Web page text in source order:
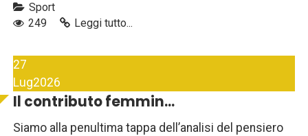
Sport
249
Leggi tutto...
27
Lug2026
Il contributo femmin...
Siamo alla penultima tappa dell’analisi del pensiero